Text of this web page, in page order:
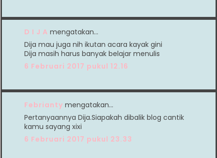
D I J A mengatakan…
Dija mau juga nih ikutan acara kayak gini
Dija masih harus banyak belajar menulis
6 Februari 2017 pukul 12.16
Febrianty mengatakan…
Pertanyaannya Dija.Siapakah dibalik blog cantik
kamu sayang xixi
6 Februari 2017 pukul 23.33